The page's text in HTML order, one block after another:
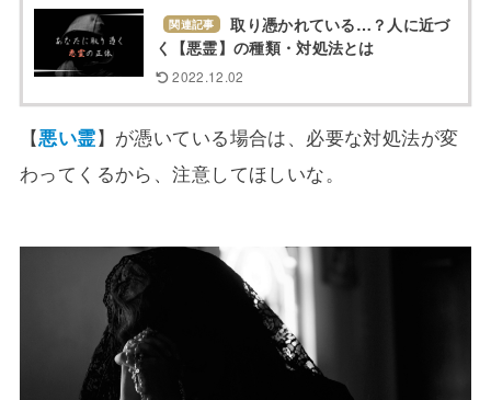
関連記事
取り憑かれている…？人に近づ
く【悪霊】の種類・対処法とは
2022.12.02
【悪い霊】が憑いている場合は、必要な対処法が変
わってくるから、注意してほしいな。